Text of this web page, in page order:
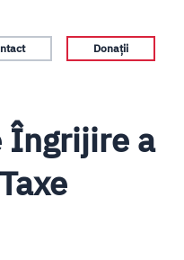
Donații
Îngrijire a